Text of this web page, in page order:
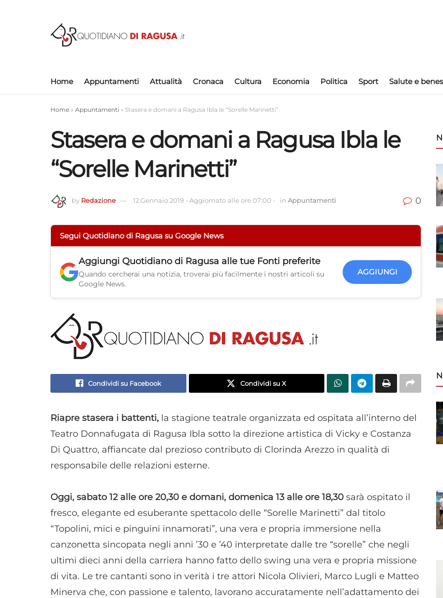
Home Appuntamenti Attualità Cronaca Cultura Economia Politica Sport Salute e
Home » Appuntamenti » Stasera e domani a Ragusa Ibla le “Sorelle Marinetti”
Stasera e domani a Ragusa Ibla le
“Sorelle Marinetti”
by Redazione 12 Gennaio 2019 - Aggiornato alle ore 07:00 - in Appuntamenti 0
Segui Quotidiano di Ragusa su Google News
Aggiungi Quotidiano di Ragusa alle tue Fonti preferite
Quando cercherai una notizia, troverai più facilmente i nostri articoli su
Google News.
AGGIUNGI
Condividi su Facebook Condividi su X
Riapre stasera i battenti, la stagione teatrale organizzata ed ospitata all’interno del
Teatro Donnafugata di Ragusa Ibla sotto la direzione artistica di Vicky e Costanza
Di Quattro, affiancate dal prezioso contributo di Clorinda Arezzo in qualità di
responsabile delle relazioni esterne.
Oggi, sabato 12 alle ore 20,30 e domani, domenica 13 alle ore 18,30 sarà ospitato il
fresco, elegante ed esuberante spettacolo delle “Sorelle Marinetti” dal titolo
“Topolini, mici e pinguini innamorati”, una vera e propria immersione nella
canzonetta sincopata negli anni ’30 e ’40 interpretate dalle tre “sorelle” che negli
ultimi dieci anni della carriera hanno fatto dello swing una vera e propria missione
di vita. Le tre cantanti sono in verità i tre attori Nicola Olivieri, Marco Lugli e Matteo
Minerva che, con passione e talento, lavorano accuratamente nell’adattamento dei